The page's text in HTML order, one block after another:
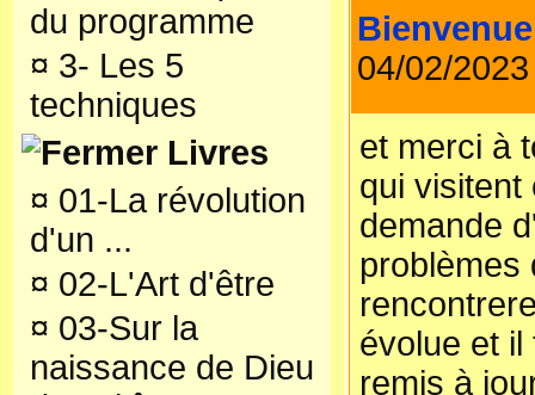
du programme
¤ 3- Les 5
techniques
Livres
¤ 01-La révolution
d'un ...
¤ 02-L'Art d'être
¤ 03-Sur la
naissance de Dieu
Bienvenue
04/02/
et merci à
qui visitent
demande
problèmes
évolue et il
remis à